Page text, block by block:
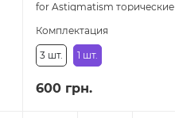
for Astigmatism торические
Комплектация
3 шт. 1 шт.
600 грн.